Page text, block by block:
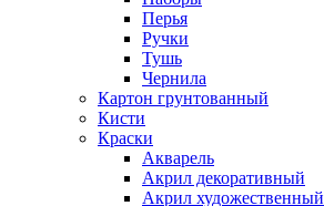
Перья
Ручки
Тушь
Чернила
Картон грунтованный
Кисти
Краски
Акварель
Акрил декоративный
Акрил художественный